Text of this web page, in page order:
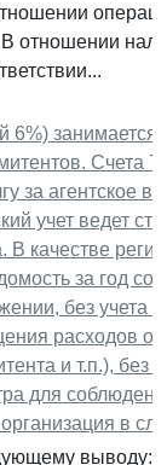
отношении
Счета
за агентское
учет ведет
В качестве
за год
без учета
расходов от
и т.п.), без
для
в
выводу: